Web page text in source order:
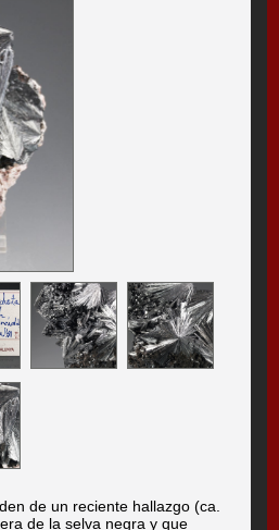
de un reciente hallazgo (ca.
de la selva negra y que